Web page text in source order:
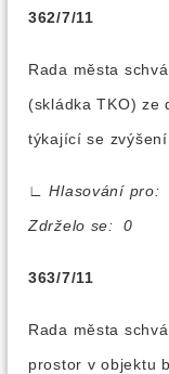
362/7/11
Rada města
(skládka TKO) ze
týkající se
∟
Hlasování
Zdrželo se: 0
363/7/11
Rada města
prostor v objektu